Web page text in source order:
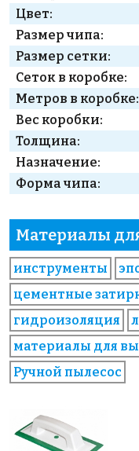
Цвет:
Размер чипа:
Размер сетки:
Сеток в коробке:
Метров в коробке:
Вес коробки:
Толщина:
Назначение:
Форма чипа:
Материалы
инструменты
цементные
гидроизоляция
материалы для
Ручной пылесос